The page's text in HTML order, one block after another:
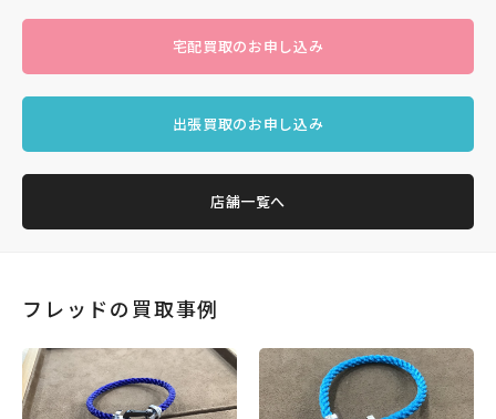
宅配買取のお申し込み
出張買取のお申し込み
店舗一覧へ
フレッドの買取事例